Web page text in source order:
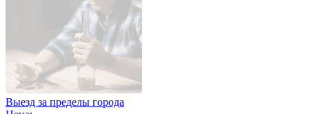
Выезд за пределы города